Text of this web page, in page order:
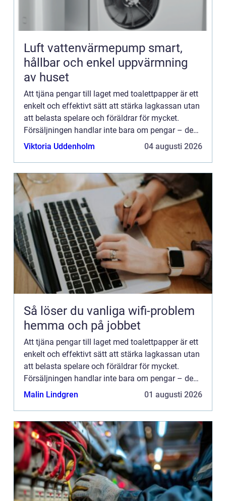
Luft vattenvärmepump smart,
hållbar och enkel uppvärmning
av huset
Att tjäna pengar till laget med toalettpapper är ett
enkelt och effektivt sätt att stärka lagkassan utan
att belasta spelare och föräldrar för mycket.
Försäljningen handlar inte bara om pengar – den
...
Viktoria Uddenholm 04 augusti 2026
Så löser du vanliga wifi-problem
hemma och på jobbet
Att tjäna pengar till laget med toalettpapper är ett
enkelt och effektivt sätt att stärka lagkassan utan
att belasta spelare och föräldrar för mycket.
Försäljningen handlar inte bara om pengar – den
...
Malin Lindgren 01 augusti 2026